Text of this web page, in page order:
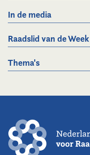
In de media
Raadslid van de Week
Thema's